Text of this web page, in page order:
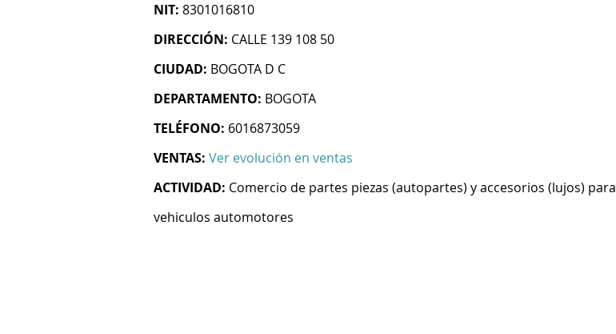
NIT: 8301016810
DIRECCIÓN: CALLE 139 108 50
CIUDAD: BOGOTA D C
DEPARTAMENTO: BOGOTA
TELÉFONO: 6016873059
VENTAS: Ver evolución en ventas
ACTIVIDAD: Comercio de partes piezas (autopartes) y accesorios (lujos) para
vehiculos automotores